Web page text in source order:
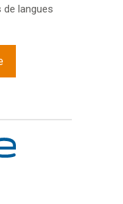
langues